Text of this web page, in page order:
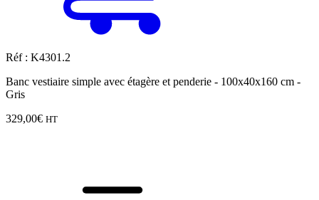
Réf : K4301.2
Banc vestiaire simple avec étagère et penderie - 100x40x160 cm -
Gris
329,00€ HT